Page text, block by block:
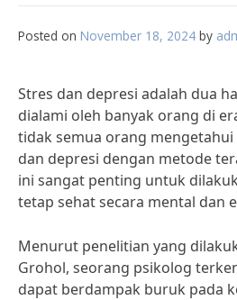
Posted on November 18, 2024 by
Stres dan depresi adalah dua
dialami oleh banyak orang di
tidak semua orang
dan depresi dengan metode
ini sangat penting untuk
tetap sehat secara mental dan
Menurut penelitian yang
Grohol, seorang psikolog
dapat berdampak buruk pada